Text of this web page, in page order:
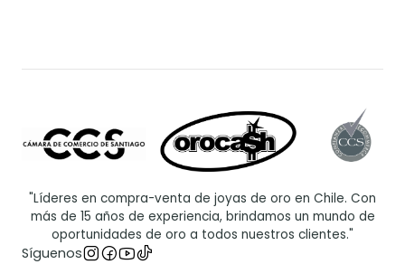
"Líderes en compra-venta de joyas de oro en Chile. Con
más de 15 años de experiencia, brindamos un mundo de
oportunidades de oro a todos nuestros clientes."
Síguenos